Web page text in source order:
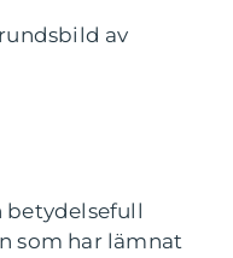
av
betydelsefull
som har lämnat